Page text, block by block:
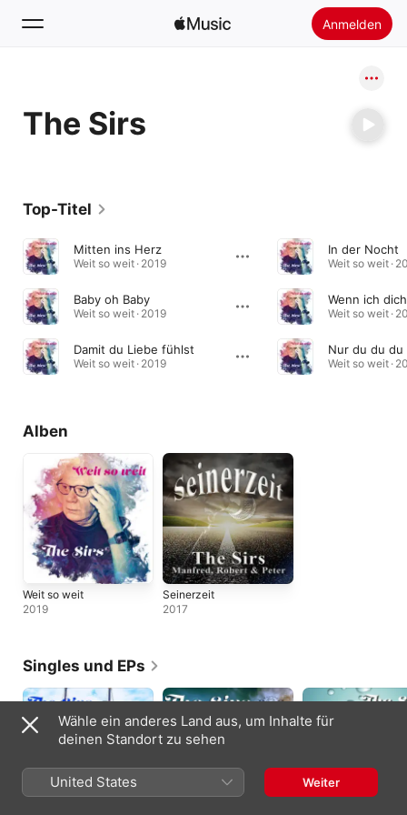
Anmelden
Startseite
Radio
The Sirs
Top-Titel
Mitten ins Herz
Weit so weit · 2019
Baby oh Baby
Weit so weit · 2019
Damit du Liebe fühlst
Weit so weit · 2019
In der Nocht
Weit so weit ·
Wenn ich
Weit so weit ·
Nur du du du
Weit so weit ·
Alben
Weit so weit
2019
Seinerzeit
2017
Singles und EPs
Wähle ein anderes Land aus, um Inhalte für
deinen Standort zu sehen
United States Weiter